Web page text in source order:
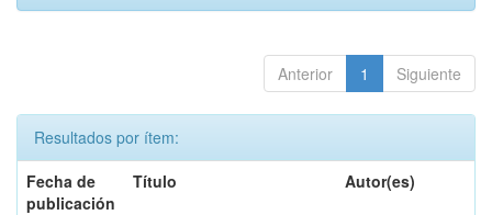
Anterior 1 Siguiente
Resultados por ítem:
Fecha de
publicación
Título Autor(es)